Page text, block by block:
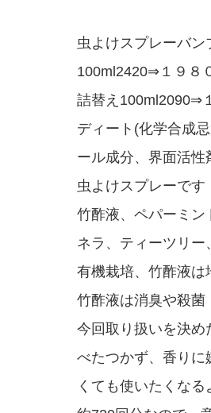
虫よけスプレーバン
100ml2420⇒１９８
詰替え100ml2090⇒
ディート(化学合成
ール成分、界面活
虫よけスプレー
竹酢液、ペパーミン
ネラ、ティーツ
有機栽培、竹酢液は
竹酢液は消臭や殺菌
今回取り扱いを決め
べたつかず、香りに
くても使いたくな